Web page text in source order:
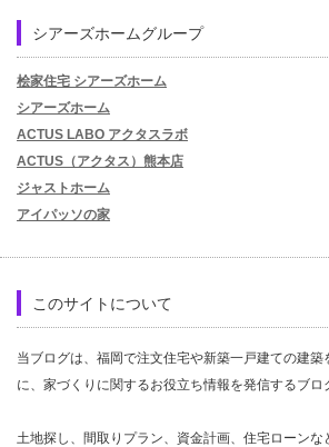
シアーズホームグループ
桧家住宅 シアーズホーム
シアーズホーム
ACTUS LABO アクタスラボ
ACTUS（アクタス）熊本店
ジャストホーム
アイパッソの家
このサイトについて
当ブログは、福岡で注文住宅や新築一戸建ての建築
に、家づくりに関するお役立ち情報を発信するブロ
土地探し、間取りプラン、資金計画、住宅ローン